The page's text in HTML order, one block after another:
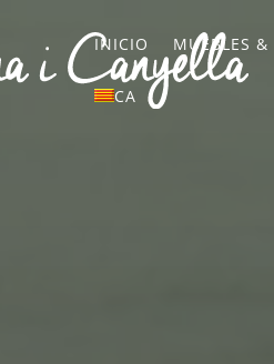
INICIO MUEBLES &
CA